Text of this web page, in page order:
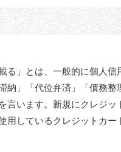
る」とは、一般的に個人
納」「代位弁済」「債務
言います。新規にクレジ
用しているクレジットカ